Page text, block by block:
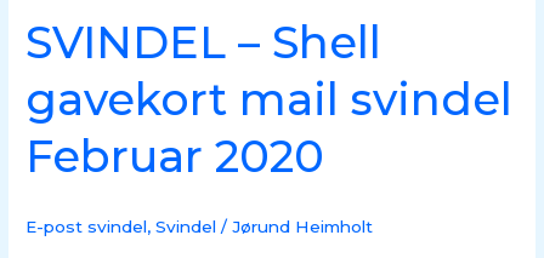
SVINDEL – Shell
gavekort mail svindel
Februar 2020
E-post svindel,Svindel /Jørund Heimholt